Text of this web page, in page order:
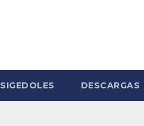
SIGEDOLES DESCARGAS